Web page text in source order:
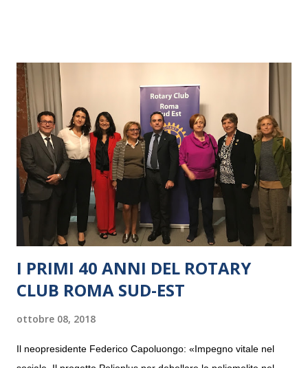
I PRIMI 40 ANNI DEL ROTARY
CLUB ROMA SUD-EST
ottobre 08, 2018
Il neopresidente Federico Capoluongo: «Impegno vitale nel